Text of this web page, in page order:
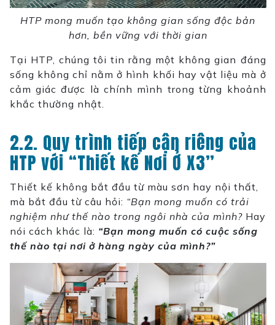
HTP mong muốn tạo không gian sống độc bản
hơn, bền vững với thời gian
Tại HTP, chúng tôi tin rằng một không gian đáng
sống không chỉ nằm ở hình khối hay vật liệu mà ở
cảm giác được là chính mình trong từng khoảnh
khắc thường nhật.
2.2. Quy trình tiếp cận riêng của
HTP với “Thiết kế Nơi Ở X3”
Thiết kế không bắt đầu từ màu sơn hay nội thất,
mà bắt đầu từ câu hỏi: “Bạn mong muốn có trải
nghiệm như thế nào trong ngôi nhà của mình?Hay
nói cách khác là: “Bạn mong muốn có cuộc sống
thế nào tại nơi ở hàng ngày của mình?”